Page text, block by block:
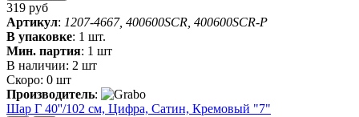
319 руб
Артикул: 1207-4667, 400600SCR, 400600SCR-P
В упаковке: 1 шт.
Мин. партия: 1 шт
В наличии: 2 шт
Скоро: 0 шт
Производитель:
Шар Г 40''/102 см, Цифра, Сатин, Кремовый "7"